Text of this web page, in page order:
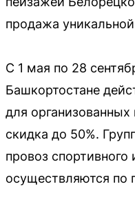
продажа
С 1 мая по 28
Башкортостане
для
скидка до 50%.
провоз спортивного
осуществляются по